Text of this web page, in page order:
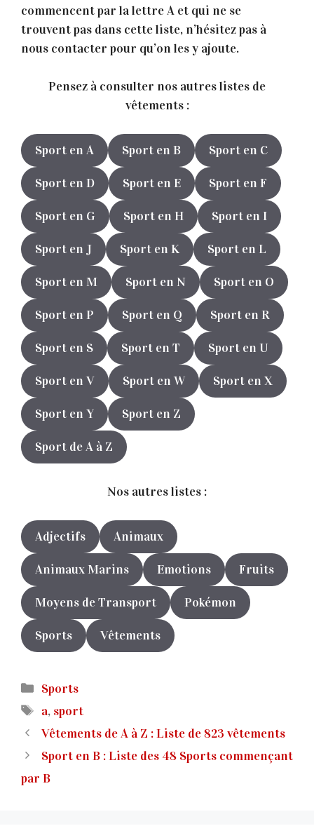
commencent par la lettre A et qui ne se
trouvent pas dans cette liste, n’hésitez pas à
nous contacter pour qu’on les y ajoute.
Pensez à consulter nos autres listes de
vêtements :
Sport en A Sport en B Sport en C
Sport en D Sport en E Sport en F
Sport en G Sport en H Sport en I
Sport en J Sport en K Sport en L
Sport en M Sport en N Sport en O
Sport en P Sport en Q Sport en R
Sport en S Sport en T Sport en U
Sport en V Sport en W Sport en X
Sport en Y Sport en Z
Sport de A à Z
Nos autres listes :
Adjectifs Animaux
Animaux Marins Emotions Fruits
Moyens de Transport Pokémon
Sports Vêtements
Catégories
Sports
Étiquettes
a, sport
Vêtements de A à Z : Liste de 823 vêtements
Sport en B : Liste des 48 Sports commençant
par B